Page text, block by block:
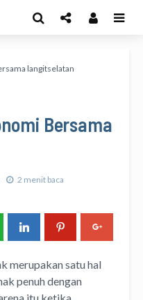
langitselatan
Bersama
2 menit baca
merupakan satu hal
penuh dengan